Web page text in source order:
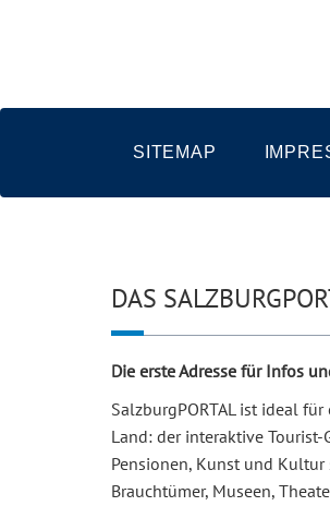
SITEMAP
DAS
Die erste Adresse für Infos
SalzburgPORTAL ist ideal
Land: der interaktive
Pensionen, Kunst und
Brauchtümer, Museen,